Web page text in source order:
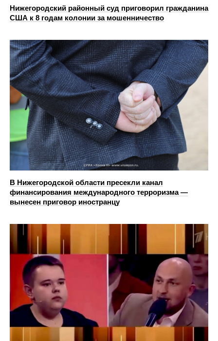
Нижегородский районный суд приговорил гражданина
США к 8 годам колонии за мошенничество
В Нижегородской области пресекли канал
финансирования международного терроризма —
вынесен приговор иностранцу